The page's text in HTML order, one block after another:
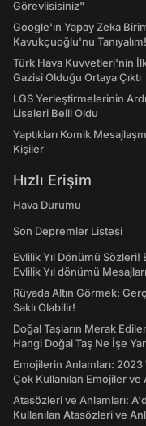
Görevlisisiniz"
Google'ın Yapay Zeka
Kavukçuoğlu'nu Tanıyalım!
Türk Hava Kuvvetleri'nin
Gazisi Olduğu Ortaya Çıktı
LGS Yerleştirmelerinin
Liseleri Belli Oldu
Yaptıkları Komik
Kişiler
Hızlı Erişim
Hava Durumu
Son Depremler Listesi
Evlilik Yıl Dönümü
Evlilik Yıl dönümü Mesajları
Rüyada Altın Görmek:
Saklı Olabilir!
Doğal Taşların Merak
Hangi Doğal Taş Ne İşe
Emojilerin Anlamları:
Çok Kullanılan Emojiler ve
Atasözleri ve Anlamları:
Kullanılan Atasözleri ve